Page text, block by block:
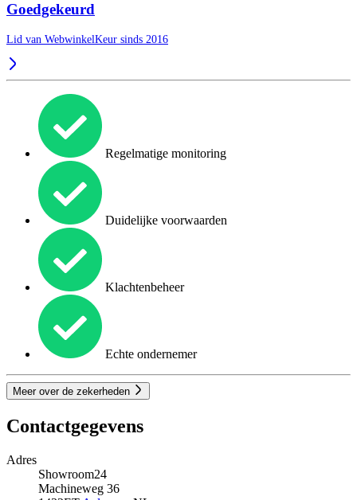
Goedgekeurd
Lid van WebwinkelKeur sinds 2016
Regelmatige monitoring
Duidelijke voorwaarden
Klachtenbeheer
Echte ondernemer
Meer over de zekerheden
Contactgegevens
Adres
Showroom24
Machineweg 36